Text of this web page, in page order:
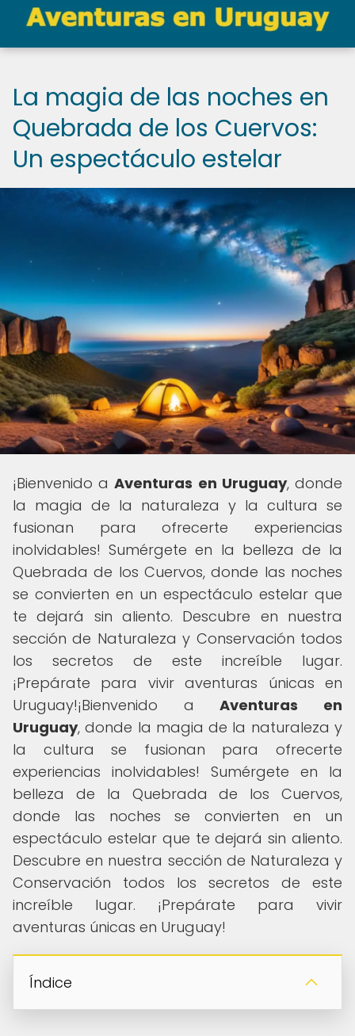
La magia de las noches en
Quebrada de los Cuervos:
Un espectáculo estelar
¡Bienvenido aAventuras en Uruguay, donde
la magia de la naturaleza y la cultura se
fusionan para ofrecerte experiencias
inolvidables! Sumérgete en la belleza de la
Quebrada de los Cuervos, donde las noches
se convierten en un espectáculo estelar que
te dejará sin aliento. Descubre en nuestra
sección de Naturaleza y Conservación todos
los secretos de este increíble lugar.
¡Prepárate para vivir aventuras únicas en
Uruguay!¡Bienvenido aAventuras en
Uruguay, donde la magia de la naturaleza y
la cultura se fusionan para ofrecerte
experiencias inolvidables! Sumérgete en la
belleza de la Quebrada de los Cuervos,
donde las noches se convierten en un
espectáculo estelar que te dejará sin aliento.
Descubre en nuestra sección de Naturaleza y
Conservación todos los secretos de este
increíble lugar. ¡Prepárate para vivir
aventuras únicas en Uruguay!
Índice